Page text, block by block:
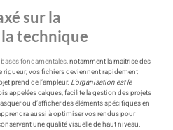
sur la
technique
bases fondamentales, notamment la maîtrise des
rigueur, vos fichiers deviennent rapidement
prend de l’ampleur. L’organisation est le
appelées calques, facilite la gestion des projets
ou d’afficher des éléments spécifiques en
aussi à optimiser vos rendus pour
une qualité visuelle de haut niveau.